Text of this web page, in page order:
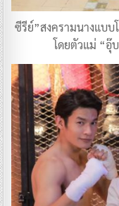
ซีรีย์”สงครามนางแบ
โดยตัวแม่ “อุ๊